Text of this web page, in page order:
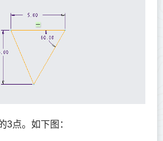
3点。如下图：